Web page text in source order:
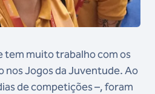
tem muito trabalho com os
nos Jogos da Juventude. Ao
de competições –, foram